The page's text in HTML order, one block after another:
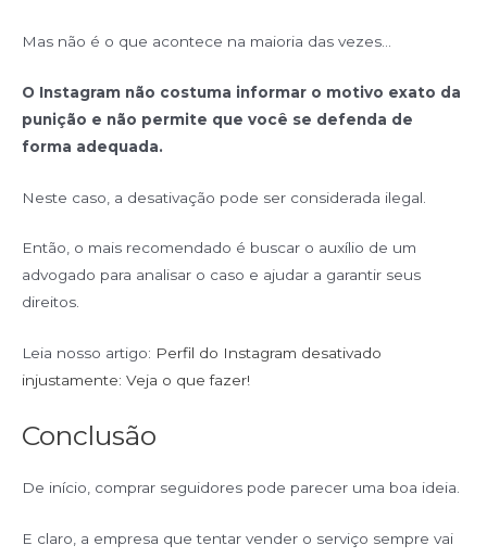
Mas não é o que acontece na maioria das vezes…
O Instagram não costuma informar o motivo exato da
punição e não permite que você se defenda de
forma adequada.
Neste caso, a desativação pode ser considerada ilegal.
Então, o mais recomendado é buscar o auxílio de um
advogado para analisar o caso e ajudar a garantir seus
direitos.
Leia nosso artigo: Perfil do Instagram desativado
injustamente: Veja o que fazer!
Conclusão
De início, comprar seguidores pode parecer uma boa ideia.
E claro, a empresa que tentar vender o serviço sempre vai